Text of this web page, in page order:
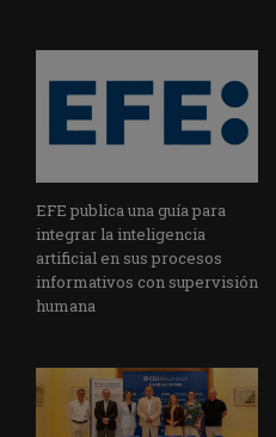
EFE publica una guía para
integrar la inteligencia
artificial en sus procesos
informativos con supervisión
humana